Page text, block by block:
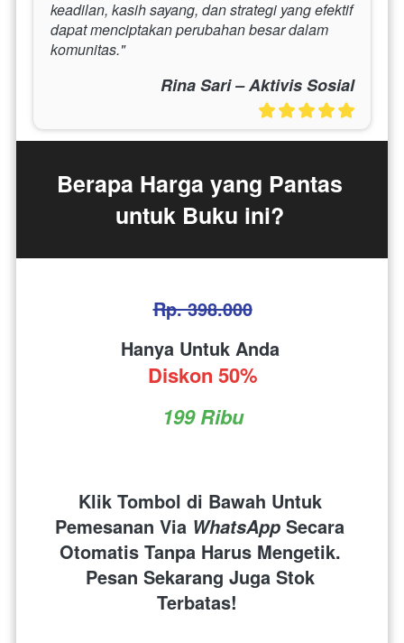
keadilan, kasih sayang, dan strategi yang efektif
dapat menciptakan perubahan besar dalam
komunitas."
Rina Sari – Aktivis Sosial
Berapa Harga yang Pantas
untuk Buku ini?
Rp. 398.000
Hanya Untuk Anda
Diskon 50%
199 Ribu
Klik Tombol di Bawah Untuk
Pemesanan Via WhatsApp Secara
Otomatis Tanpa Harus Mengetik.
Pesan Sekarang Juga Stok
Terbatas!